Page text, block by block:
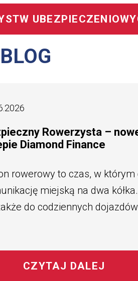
BLOG
Rowerzysta –
Diamond Finance
rowerowy to czas, w
miejską na dwa
do codziennych
CZYTAJ DALEJ